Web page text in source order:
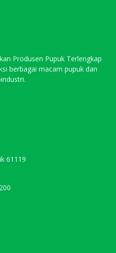
Produsen Pupuk Terlengkap
berbagai macam pupuk dan
61119